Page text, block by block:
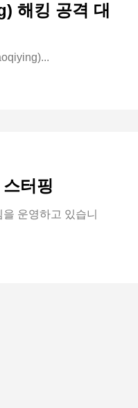
해킹 공격 대
터핑
운영하고 있습니